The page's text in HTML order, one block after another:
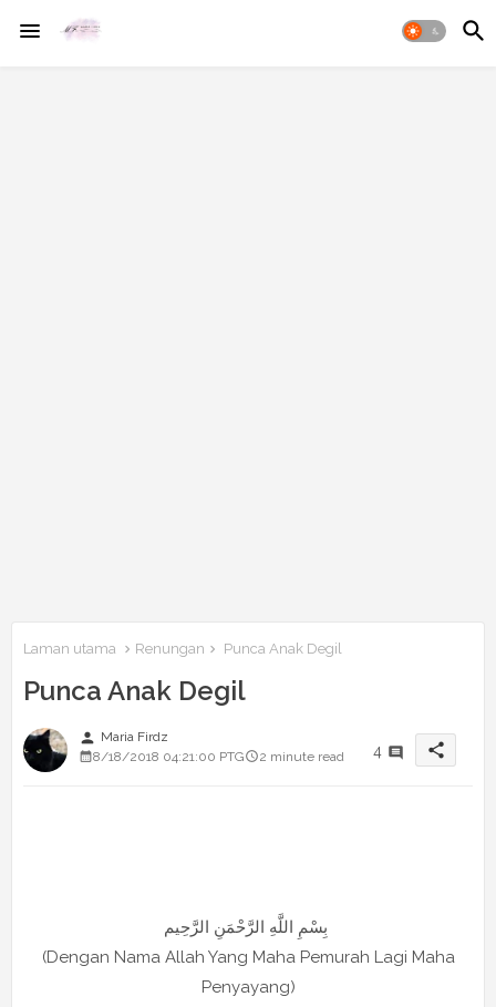
Laman utama Renungan Punca Anak Degil
Punca Anak Degil
person Maria Firdz
8/18/2018 04:21:00 PTG
2 minute read 4 share
(Dengan Nama Allah Yang Maha Pemurah Lagi Maha
Penyayang)